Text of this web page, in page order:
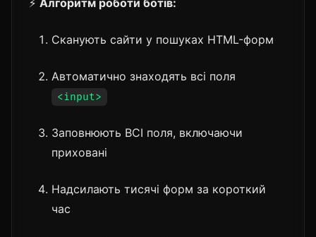
Сканують сайти у пошуках HTML-форм
Автоматично знаходять всі поля
<input>
Заповнюють ВСІ поля, включаючи
приховані
Надсилають тисячі форм за короткий
час